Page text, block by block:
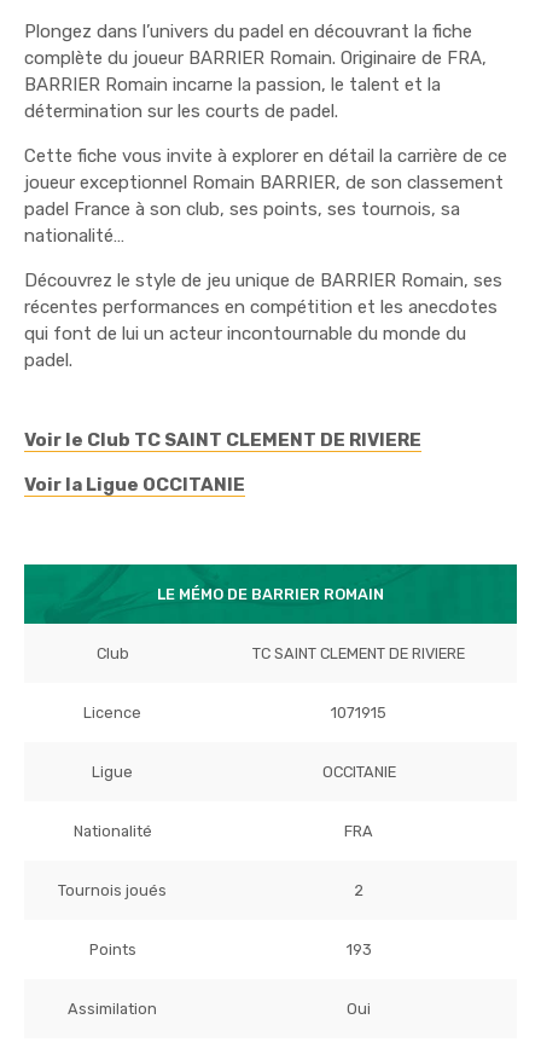
Plongez dans l’univers du padel en découvrant la fiche
complète du joueur BARRIER Romain. Originaire de FRA,
BARRIER Romain incarne la passion, le talent et la
détermination sur les courts de padel.
Cette fiche vous invite à explorer en détail la carrière de ce
joueur exceptionnel Romain BARRIER, de son classement
padel France à son club, ses points, ses tournois, sa
nationalité…
Découvrez le style de jeu unique de BARRIER Romain, ses
récentes performances en compétition et les anecdotes
qui font de lui un acteur incontournable du monde du
padel.
Voir le Club TC SAINT CLEMENT DE RIVIERE
Voir la Ligue OCCITANIE
LE MÉMO DE BARRIER ROMAIN
Club TC SAINT CLEMENT DE RIVIERE
Licence 1071915
Ligue OCCITANIE
Nationalité FRA
Tournois joués 2
Points 193
Assimilation Oui